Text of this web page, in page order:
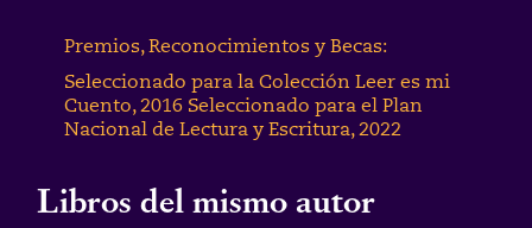
Premios, Reconocimientos y Becas:
Seleccionado para la Colección Leer es mi
Cuento, 2016 Seleccionado para el Plan
Nacional de Lectura y Escritura, 2022
Libros del mismo autor